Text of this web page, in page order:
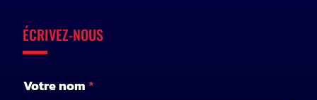
ÉCRIVEZ-NOUS
Votre nom *